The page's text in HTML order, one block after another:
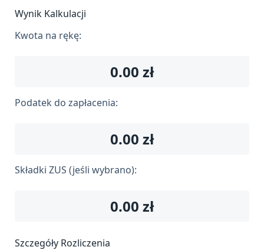
Wynik Kalkulacji
Kwota na rękę:
0.00 zł
Podatek do zapłacenia:
0.00 zł
Składki ZUS (jeśli wybrano):
0.00 zł
Szczegóły Rozliczenia